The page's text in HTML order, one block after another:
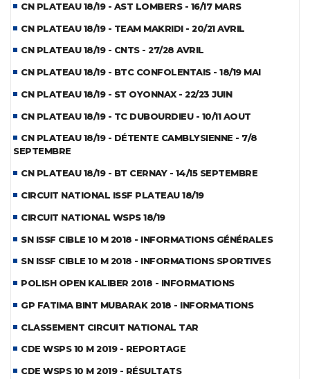
CN PLATEAU 18/19 - AST LOMBERS - 16/17 MARS
CN PLATEAU 18/19 - TEAM MAKRIDI - 20/21 AVRIL
CN PLATEAU 18/19 - CNTS - 27/28 AVRIL
CN PLATEAU 18/19 - BTC CONFOLENTAIS - 18/19 MAI
CN PLATEAU 18/19 - ST OYONNAX - 22/23 JUIN
CN PLATEAU 18/19 - TC DUBOURDIEU - 10/11 AOUT
CN PLATEAU 18/19 - DÉTENTE CAMBLYSIENNE - 7/8
SEPTEMBRE
CN PLATEAU 18/19 - BT CERNAY - 14/15 SEPTEMBRE
CIRCUIT NATIONAL ISSF PLATEAU 18/19
CIRCUIT NATIONAL WSPS 18/19
SN ISSF CIBLE 10 M 2018 - INFORMATIONS GÉNÉRALES
SN ISSF CIBLE 10 M 2018 - INFORMATIONS SPORTIVES
POLISH OPEN KALIBER 2018 - INFORMATIONS
GP FATIMA BINT MUBARAK 2018 - INFORMATIONS
CLASSEMENT CIRCUIT NATIONAL TAR
CDE WSPS 10 M 2019 - REPORTAGE
CDE WSPS 10 M 2019 - RÉSULTATS